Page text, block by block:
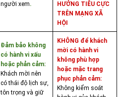
người xem.
HƯỞNG TIÊU CỰC
TRÊN MẠNG XÃ
HỘI
Đảm bảo không
có hành vi xấu
hoặc phản cảm:
Khách mời nên
có thái độ lịch sự,
tôn trọng và giữ
KHÔNG để khách
mời có hành vi
không phù hợp
hoặc mặc trang
phục phản cảm:
Không kiểm soát